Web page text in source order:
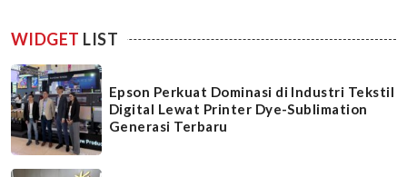
WIDGET LIST
Epson Perkuat Dominasi di Industri Tekstil
Digital Lewat Printer Dye-Sublimation
Generasi Terbaru